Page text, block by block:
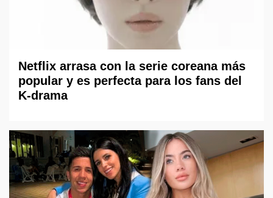
Netflix arrasa con la serie coreana más
popular y es perfecta para los fans del
K-drama